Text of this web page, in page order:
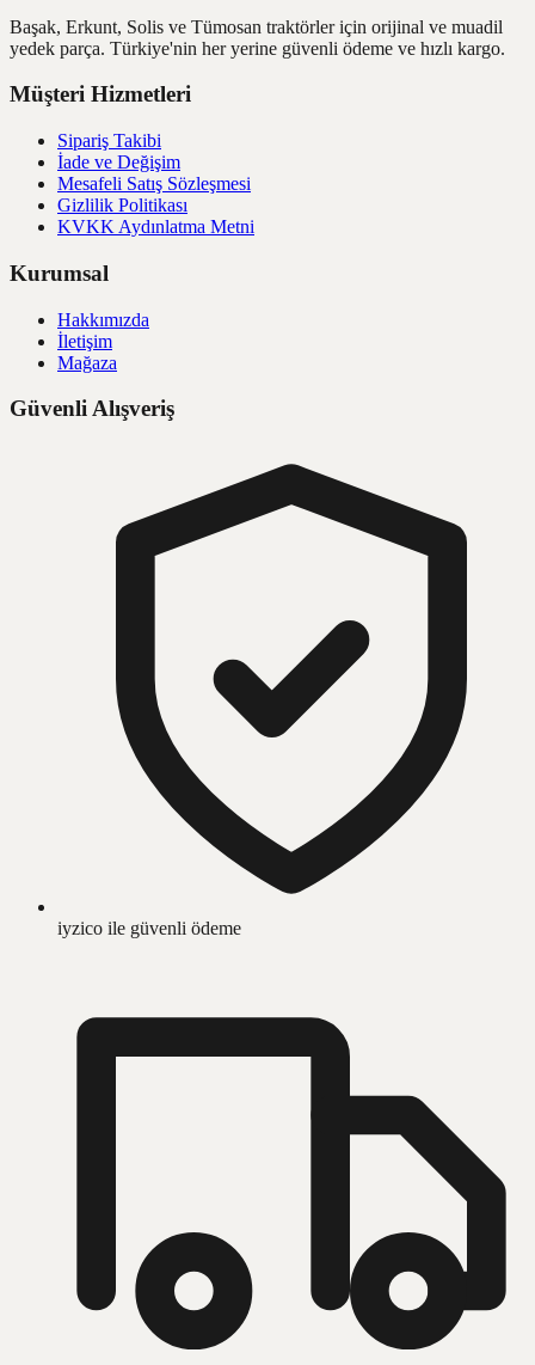
Başak, Erkunt, Solis ve Tümosan traktörler için orijinal ve muadil
yedek parça. Türkiye'nin her yerine güvenli ödeme ve hızlı kargo.
Müşteri Hizmetleri
Sipariş Takibi
İade ve Değişim
Mesafeli Satış Sözleşmesi
Gizlilik Politikası
KVKK Aydınlatma Metni
Kurumsal
Hakkımızda
İletişim
Mağaza
Güvenli Alışveriş
iyzico ile güvenli ödeme